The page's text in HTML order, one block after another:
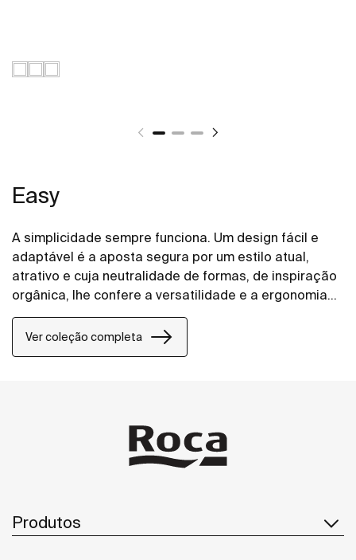
Easy
A simplicidade sempre funciona. Um design fácil e
adaptável é a aposta segura por um estilo atual,
atrativo e cuja neutralidade de formas, de inspiração
orgânica, lhe confere a versatilidade e a ergonomia
para encaixar em qualquer espaço.
Ver coleção completa
Produtos